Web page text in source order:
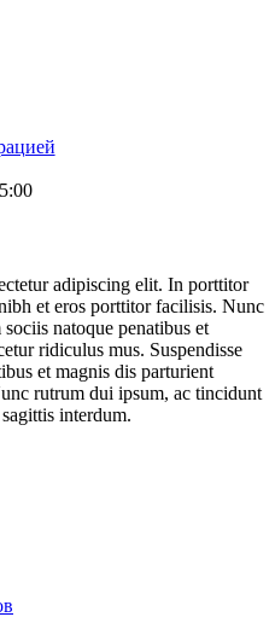
adipiscing elit. In porttitor
et eros porttitor facilisis. Nunc
natoque penatibus et
ridiculus mus. Suspendisse
et magnis dis parturient
rutrum dui ipsum, ac tincidunt
interdum.